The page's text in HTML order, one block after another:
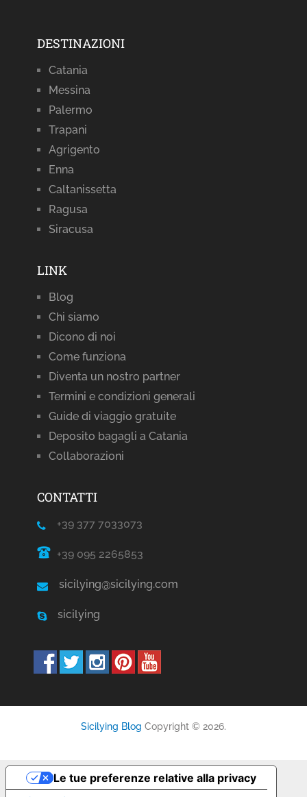
DESTINAZIONI
Catania
Messina
Palermo
Trapani
Agrigento
Enna
Caltanissetta
Ragusa
Siracusa
LINK
Blog
Chi siamo
Dicono di noi
Come funziona
Diventa un nostro partner
Termini e condizioni generali
Guide di viaggio gratuite
Deposito bagagli a Catania
Collaborazioni
CONTATTI
+39 377 7033073
+39 095 2265853
sicilying@sicilying.com
sicilying
Sicilying Blog Copyright © 2026.
Le tue preferenze relative alla privacy